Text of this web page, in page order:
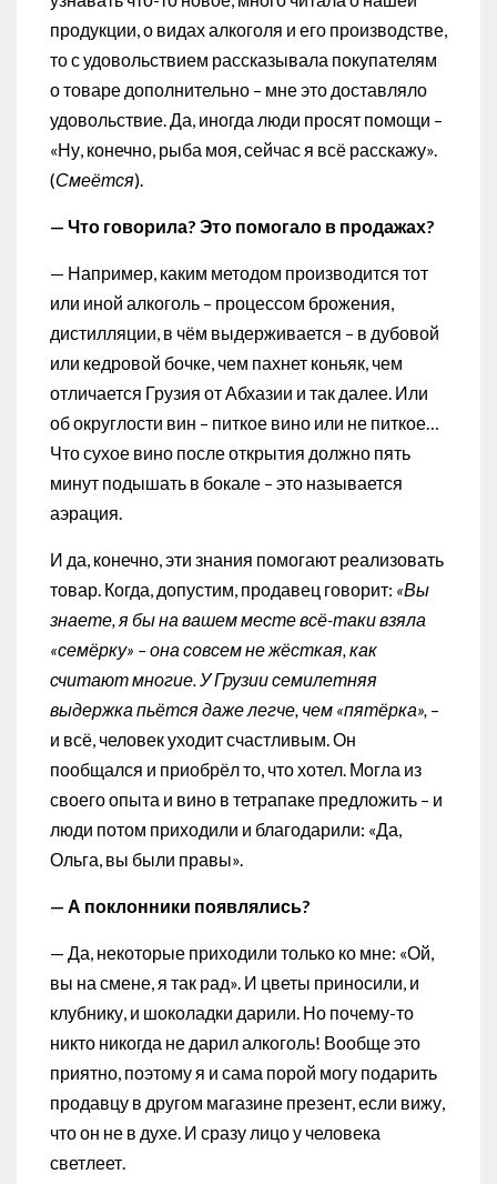
продукции, о видах алкоголя и его производстве,
то с удовольствием рассказывала покупателям
о товаре дополнительно – мне это доставляло
удовольствие. Да, иногда люди просят помощи –
«Ну, конечно, рыба моя, сейчас я всё расскажу».
(Смеётся).
— Что говорила? Это помогало в продажах?
— Например, каким методом производится тот
или иной алкоголь – процессом брожения,
дистилляции, в чём выдерживается – в дубовой
или кедровой бочке, чем пахнет коньяк, чем
отличается Грузия от Абхазии и так далее. Или
об округлости вин – питкое вино или не питкое…
Что сухое вино после открытия должно пять
минут подышать в бокале – это называется
аэрация.
И да, конечно, эти знания помогают реализовать
товар. Когда, допустим, продавец говорит: «Вы
знаете, я бы на вашем месте всё-таки взяла
«семёрку» – она совсем не жёсткая, как
считают многие. У Грузии семилетняя
выдержка пьётся даже легче, чем «пятёрка», –
и всё, человек уходит счастливым. Он
пообщался и приобрёл то, что хотел. Могла из
своего опыта и вино в тетрапаке предложить – и
люди потом приходили и благодарили: «Да,
Ольга, вы были правы».
— А поклонники появлялись?
— Да, некоторые приходили только ко мне: «Ой,
вы на смене, я так рад». И цветы приносили, и
клубнику, и шоколадки дарили. Но почему-то
никто никогда не дарил алкоголь! Вообще это
приятно, поэтому я и сама порой могу подарить
продавцу в другом магазине презент, если вижу,
что он не в духе. И сразу лицо у человека
светлеет.